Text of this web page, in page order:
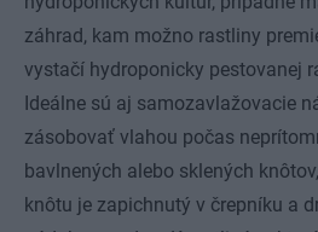
záhrad, kam možno rastliny
vystačí hydroponicky pestovanej
Ideálne sú aj samozavlažovacie
zásobovať vlahou počas
bavlnených alebo sklených
knôtu je zapichnutý v črepníku a